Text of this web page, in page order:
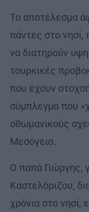
Το αποτέλεσμα
πάντες στο νησί,
να διατηρούν
τουρκικές
που έχουν
σύμπλεγμα που
οθωμανικούς
Μεσόγειο.
Ο παπά Γιώργης,
Καστελόριζου,
χρόνια στο νησί,